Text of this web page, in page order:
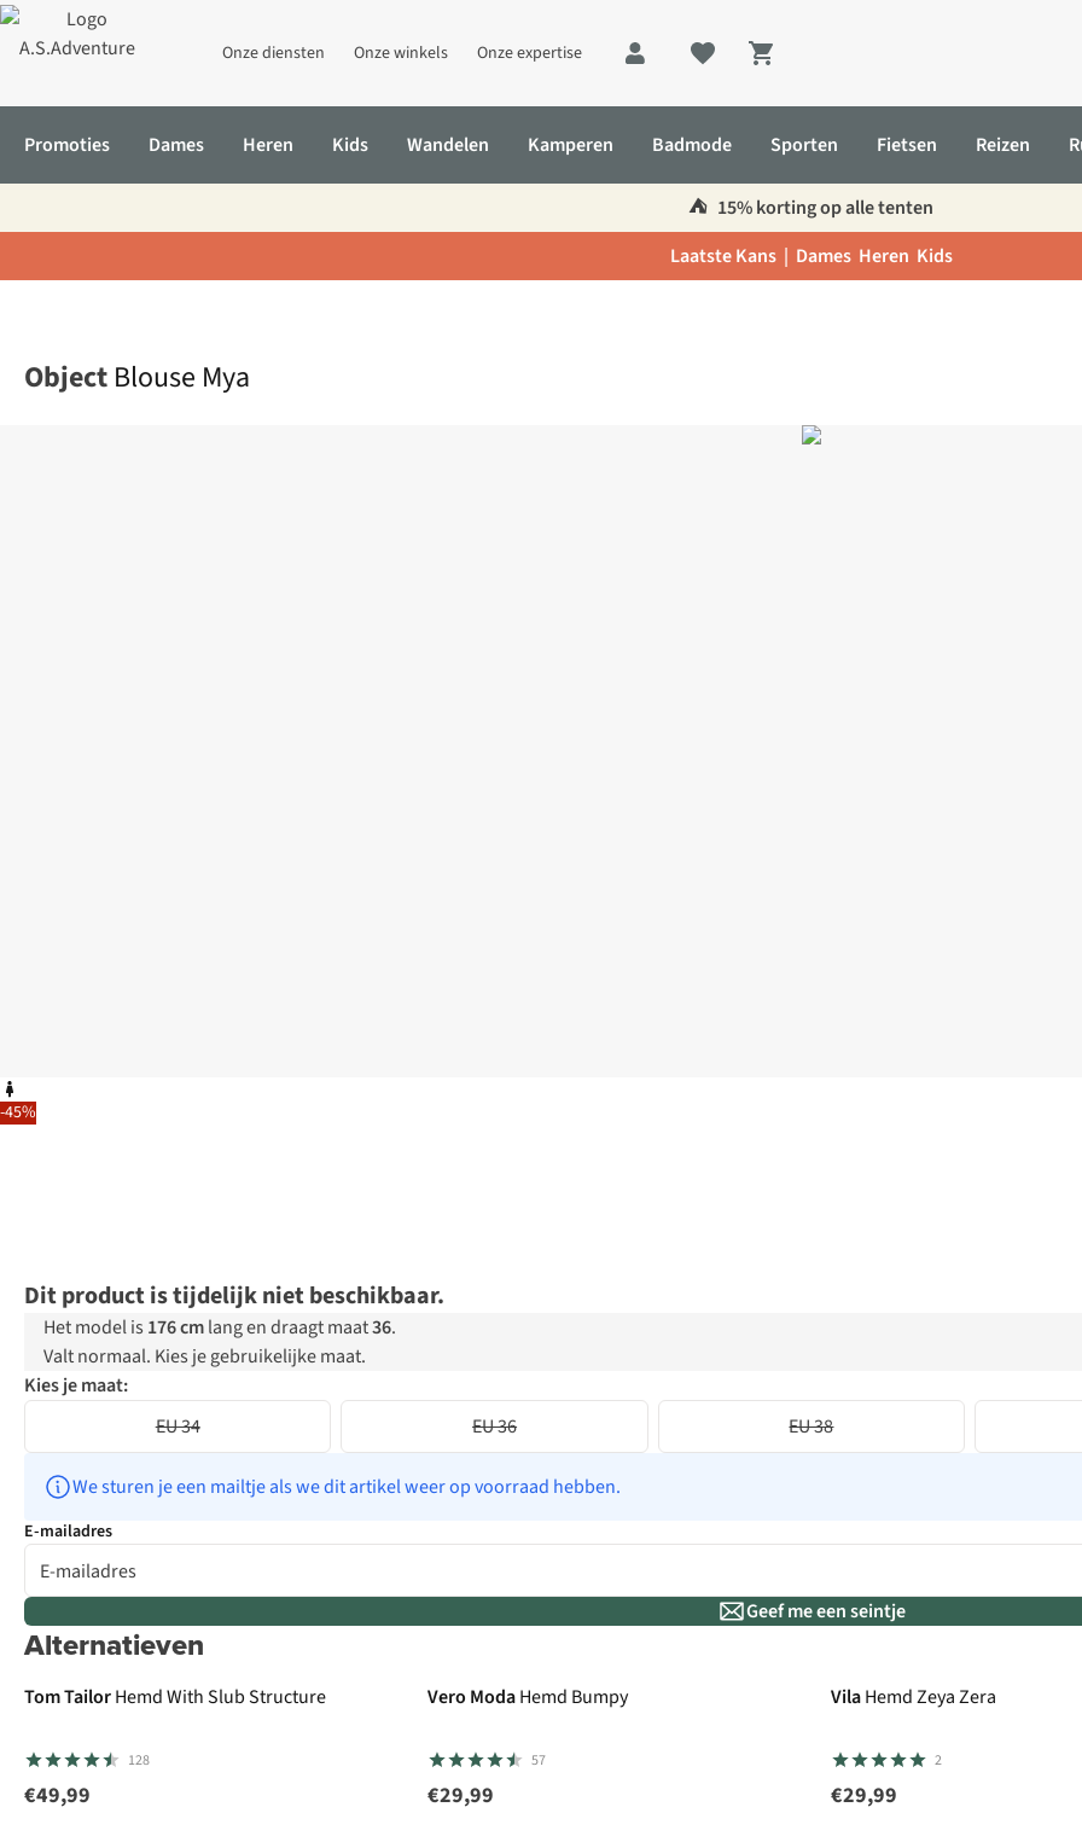
Onze diensten Onze winkels Onze expertise
Shopping cart
Promoties Dames Heren Kids Wandelen Kamperen Badmode Sporten Fietsen Reizen
⛺️ 15% korting op alle tenten
Laatste Kans | Dames Heren Kids
-45%
Object Blouse Mya
Dit product is tijdelijk niet beschikbaar.
Het model is 176 cmlang en draagt maat36.
Valt normaal. Kies je gebruikelijke maat.
Kies je maat:
EU 34
EU 36 EU 38
We sturen je een mailtje als we dit artikel weer op voorraad hebben.
E-mailadres
Geef me een seintje
Alternatieven
Tom TailorHemd With Slub Structure
128
€49,99
Vero ModaHemd Bumpy
57
€29,99
VilaHemd Zeya Zera
2
€29,99